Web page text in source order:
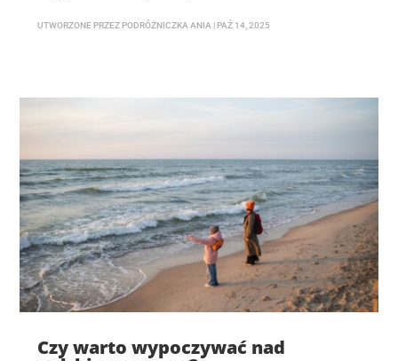
UTWORZONE PRZEZ PODRÓŻNICZKA ANIA | PAŹ 14, 2025
Czy warto wypoczywać nad